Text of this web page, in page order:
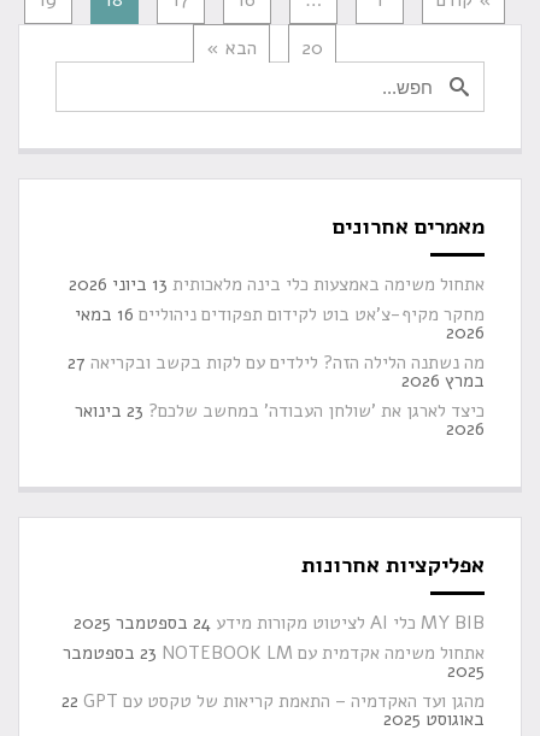
20
הבא »
מאמרים אחרונים
אתחול משימה באמצעות כלי בינה מלאכותית 13 ביוני 2026
מחקר מקיף-צ'אט בוט לקידום תפקודים ניהוליים
16 במאי
2026
מה נשתנה הלילה הזה? לילדים עם לקות בקשב ובקריאה 27
במרץ 2026
כיצד לארגן את 'שולחן העבודה' במחשב שלכם?
23 בינואר
2026
אפליקציות אחרונות
MY BIB כלי AI לציטוט מקורות מידע
24 בספטמבר 2025
אתחול משימה אקדמית עם NOTEBOOK LM
23 בספטמבר
2025
מהגן ועד האקדמיה – התאמת קריאות של טקסט עם GPT
22
באוגוסט 2025